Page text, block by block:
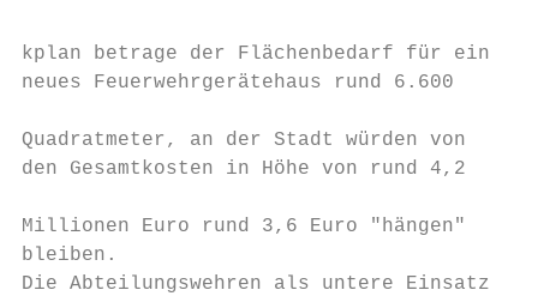
kplan betrage der Flächenbedarf
neues Feuerwehrgerätehaus rund 6.600
Quadratmeter, an der Stadt
den Gesamtkosten in Höhe von rund 4,2
Millionen Euro rund 3,6 Euro "hängen"
bleiben.                                      Auf
Die Abteilungswehren als untere Einsatz-